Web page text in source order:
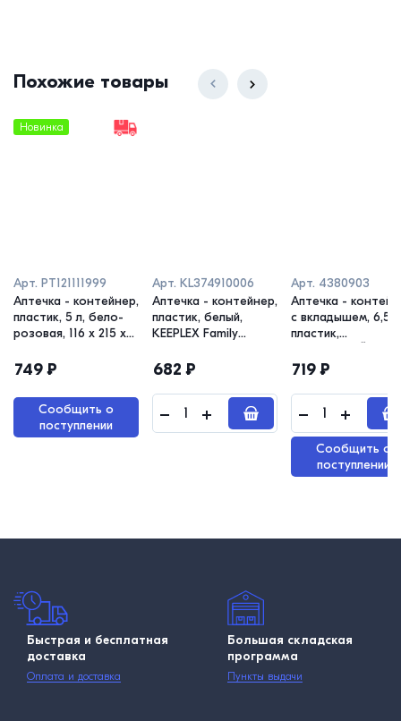
Похожие товары
Новинка
Арт. PT121111999
Аптечка - контейнер,
пластик, 5 л, бело-
розовая, 116 х 215 х
749₽
Сообщить о
поступлении
Арт. KL374910006
Аптечка - контейнер,
пластик, белый,
KEEPLEX Family
15,5 см
682 ₽
Арт. 4380903
Аптечка -
с вкладышем, 6,5
пластик,
ДОКТОР, 200 х
719₽
Сообщить о
поступлении
Быстрая и бесплатная
доставка
Оплата и доставка
Большая складская
программа
Пункты выдачи